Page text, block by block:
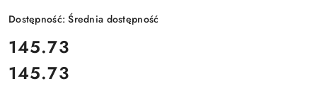
Dostępność:Średnia dostępność
cena:
145.73
Cena:
145.73